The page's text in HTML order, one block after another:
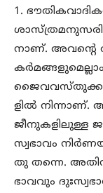
1.
നാണ്. അവന്റെ
ളിൽ
ജീനുകളിലുള്ള
സ്വഭാവം
തു തന്നെ.
ഭാവവും